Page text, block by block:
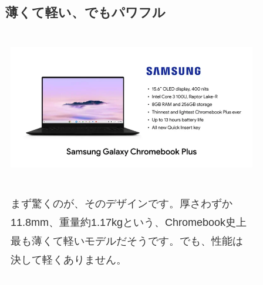
薄くて軽い、でもパワフル
まず驚くのが、そのデザインです。厚さわずか
11.8mm、重量約1.17kgという、Chromebook史上
最も薄くて軽いモデルだそうです。でも、性能は
決して軽くありません。